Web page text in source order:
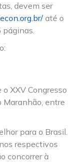
devem ser
até o
páginas.
XXV Congresso
Maranhão, entre
para o Brasil.
respectivos
concorrer à